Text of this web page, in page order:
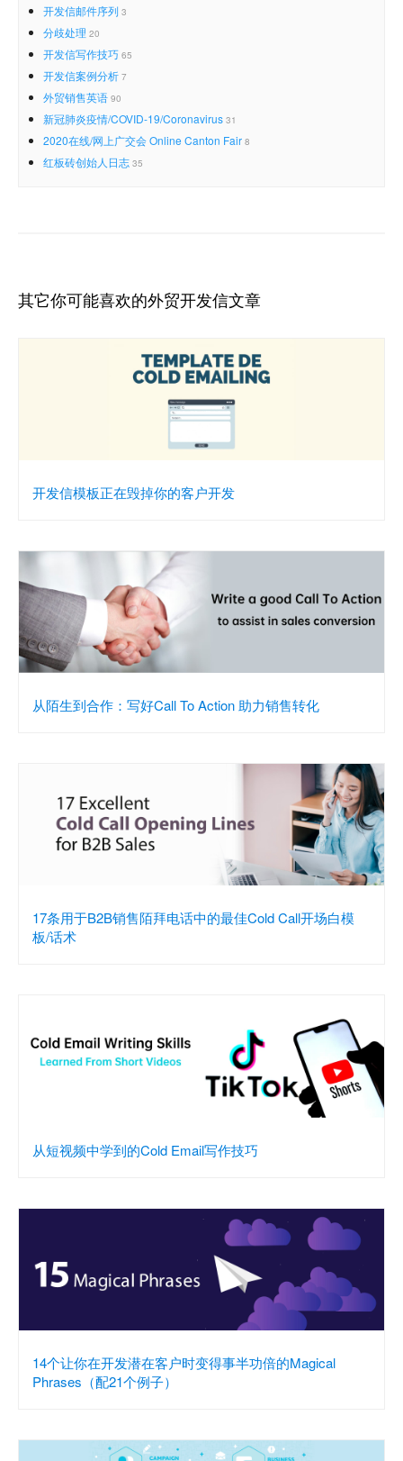
开发信邮件序列 3
分歧处理 20
开发信写作技巧 65
开发信案例分析 7
外贸销售英语 90
新冠肺炎疫情/COVID-19/Coronavirus 31
2020在线/网上广交会 Online Canton Fair 8
红板砖创始人日志 35
其它你可能喜欢的外贸开发信文章
开发信模板正在毁掉你的客户开发
从陌生到合作：写好Call To Action 助力销售转化
17条用于B2B销售陌拜电话中的最佳Cold Call开场白模
板/话术
从短视频中学到的Cold Email写作技巧
14个让你在开发潜在客户时变得事半功倍的Magical
Phrases（配21个例子）